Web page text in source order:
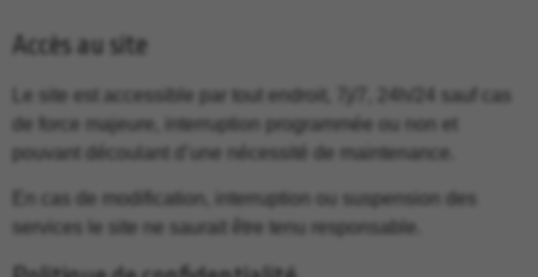
Accès au site
Le site est accessible par tout endroit, 7j/7, 24h/24 sauf cas
de force majeure, interruption programmée ou non et
pouvant découlant d’une nécessité de maintenance.
En cas de modification, interruption ou suspension des
services le site ne saurait être tenu responsable.